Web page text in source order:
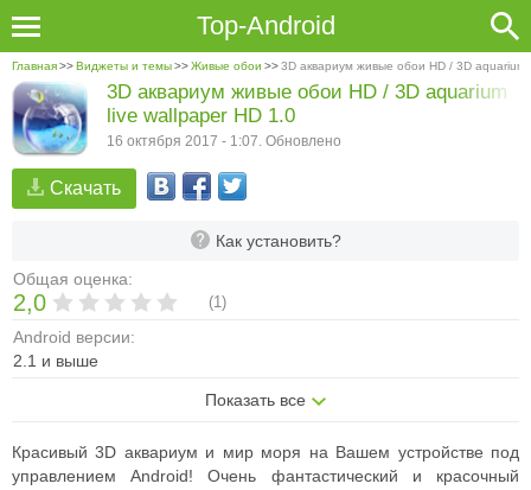
Top-Android
Главная>>Виджеты и темы>>Живые обои >>3D аквариум живые обои HD / 3D aquarium
Скачать
Как установить?
Общая оценка:
2,0 (1)
Android версии:
2.1 и выше
Показать все
3D аквариум живые обои HD / 3D aquarium
live wallpaper HD 1.0
16 октября 2017 - 1:07. Обновлено
Красивый 3D аквариум и мир моря на Вашем устройстве под
управлением Android! Очень фантастический и красочный